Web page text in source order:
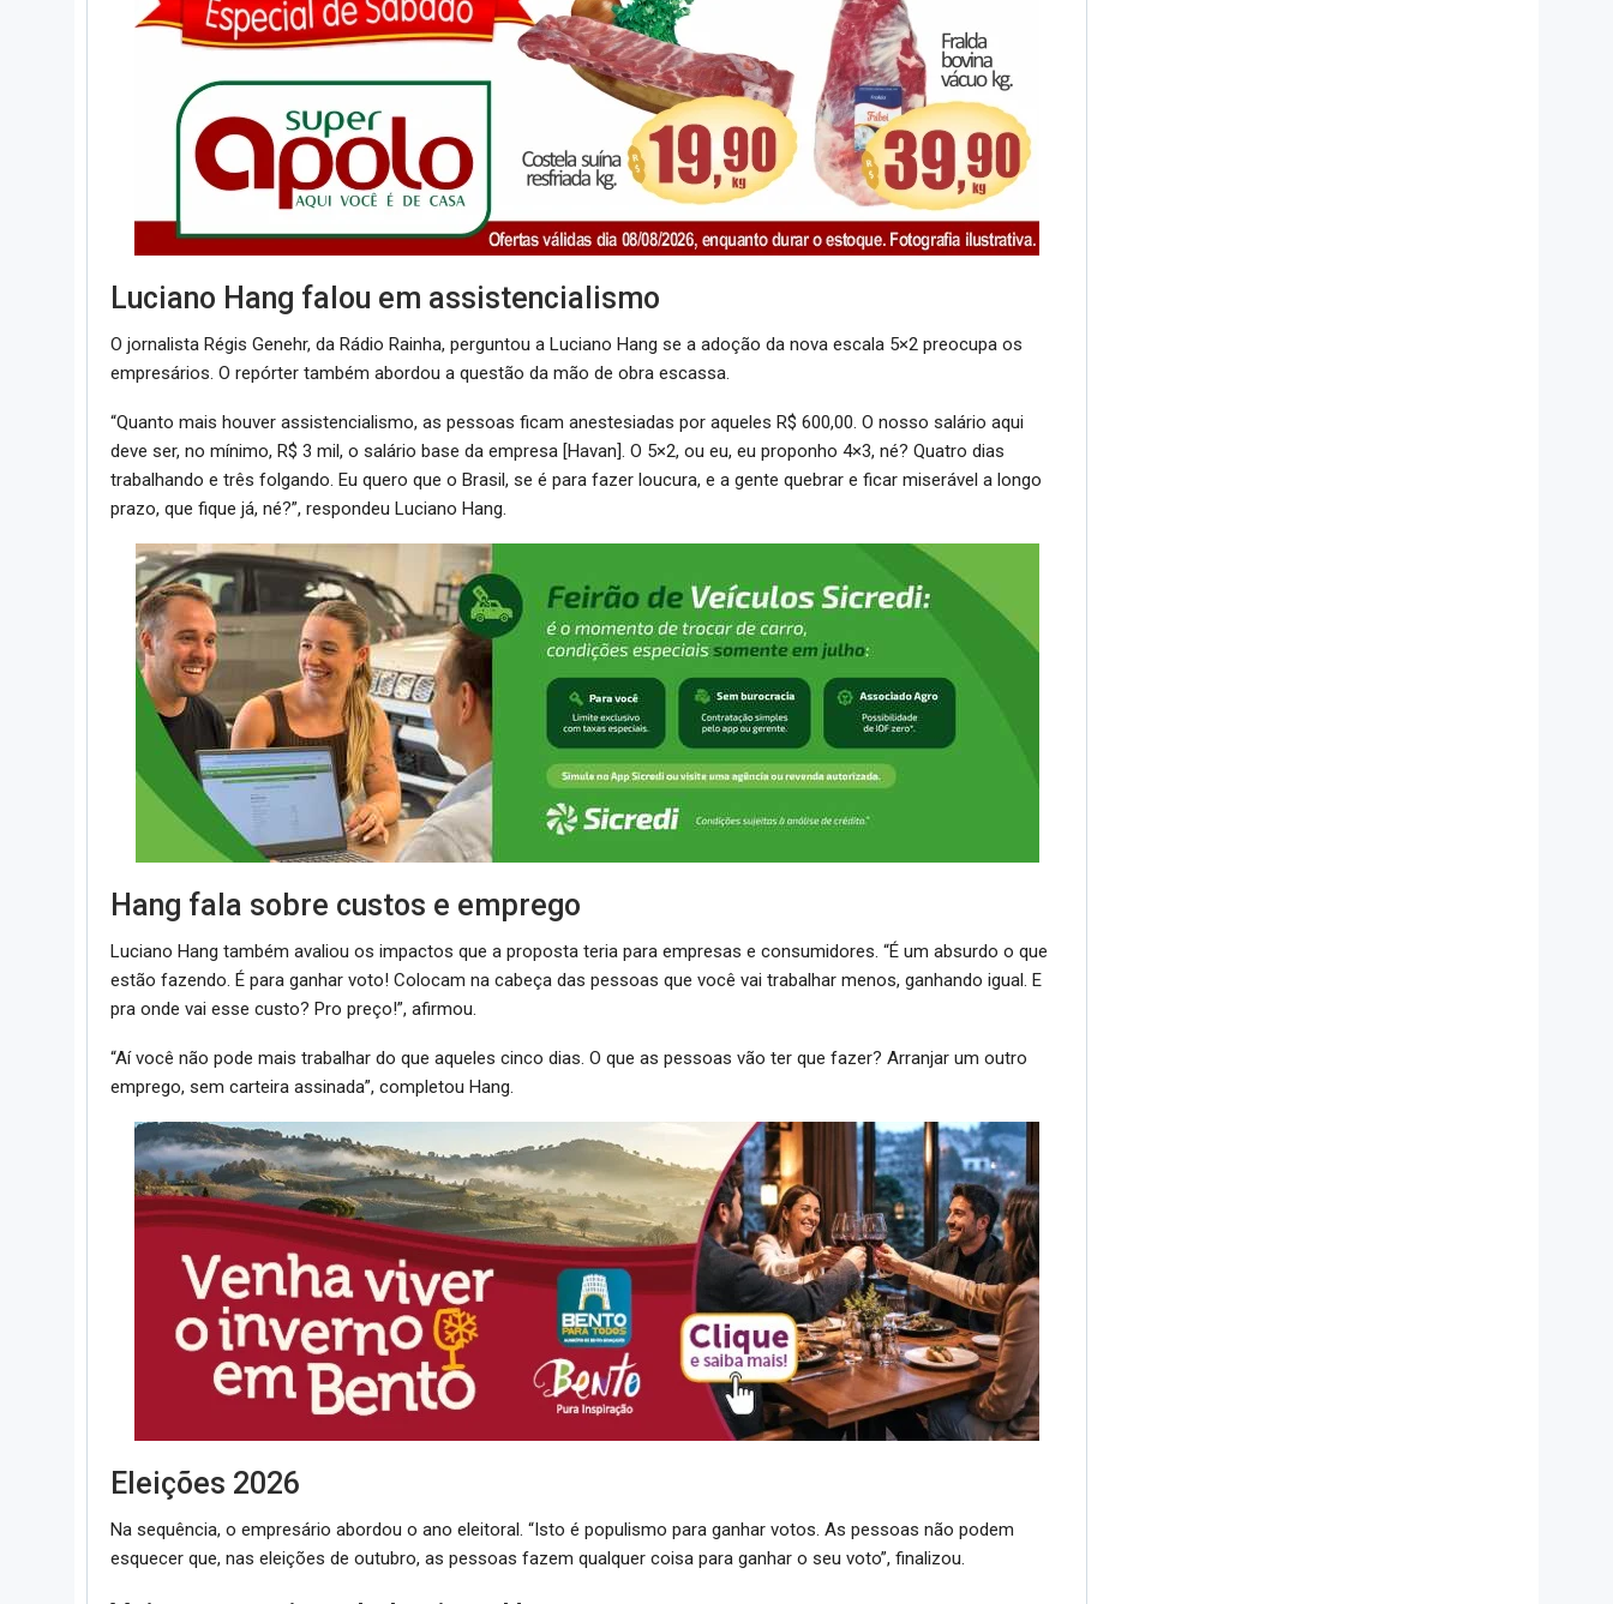
Luciano Hang falou em assistencialismo
O jornalista Régis Genehr, da Rádio Rainha, perguntou a Luciano Hang se a adoção da nova escala 5×2 preocupa os
empresários. O repórter também abordou a questão da mão de obra escassa.
“Quanto mais houver assistencialismo, as pessoas ficam anestesiadas por aqueles R$ 600,00. O nosso salário aqui
deve ser, no mínimo, R$ 3 mil, o salário base da empresa [Havan]. O 5×2, ou eu, eu proponho 4×3, né? Quatro dias
trabalhando e três folgando. Eu quero que o Brasil, se é para fazer loucura, e a gente quebrar e ficar miserável a longo
prazo, que fique já, né?”, respondeu Luciano Hang.
Hang fala sobre custos e emprego
Luciano Hang também avaliou os impactos que a proposta teria para empresas e consumidores. “É um absurdo o que
estão fazendo. É para ganhar voto! Colocam na cabeça das pessoas que você vai trabalhar menos, ganhando igual. E
pra onde vai esse custo? Pro preço!”, afirmou.
“Aí você não pode mais trabalhar do que aqueles cinco dias. O que as pessoas vão ter que fazer? Arranjar um outro
emprego, sem carteira assinada”, completou Hang.
Eleições 2026
Na sequência, o empresário abordou o ano eleitoral. “Isto é populismo para ganhar votos. As pessoas não podem
esquecer que, nas eleições de outubro, as pessoas fazem qualquer coisa para ganhar o seu voto”, finalizou.